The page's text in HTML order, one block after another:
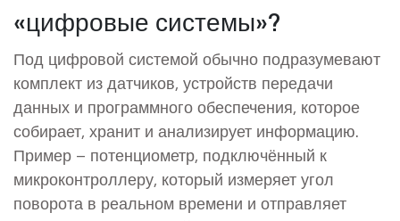
«цифровые системы»?
Под цифровой системой обычно подразумевают
комплект из датчиков, устройств передачи
данных и программного обеспечения, которое
собирает, хранит и анализирует информацию.
Пример – потенциометр, подключённый к
микроконтроллеру, который измеряет угол
поворота в реальном времени и отправляет